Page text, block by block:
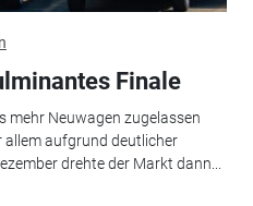
Finale
mehr Neuwagen zugelassen
aufgrund deutlicher
drehte der Markt dann...